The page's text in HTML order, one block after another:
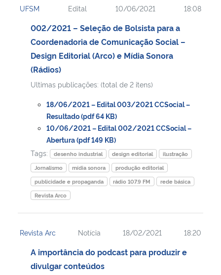
Ministério da Cidadania
Ministério de Minas e Energia
Ministério da Ciência, Tecnologia, Inovações e Comunicações
Ministério do Meio Ambiente
Ministério do Turismo
Ministério do Desenvolvimento Regional
Controladoria-Geral da União
Secretaria de Governo
UFSM Edital 10/06/2021 18:08
002/2021 – Seleção de Bolsista para a
Coordenadoria de Comunicação Social –
Design Editorial (Arco) e Mídia Sonora
(Rádios)
Ultimas publicações: (total de 2 itens)
18/06/2021 – Edital 003/2021 CCSocial –
Resultado (pdf 64 KB)
10/06/2021 – Edital 002/2021 CCSocial –
Abertura (pdf 149 KB)
Tags:
desenho industrial design editorial
ilustração
Jornalismo
mídia sonora
produção editorial
publicidade e propaganda
rádio 107.9 FM
rede básica
Revista Arco
Revista Arc Notícia 18/02/2021 18:20
A importância do podcast para produzir e
divulgar conteúdos